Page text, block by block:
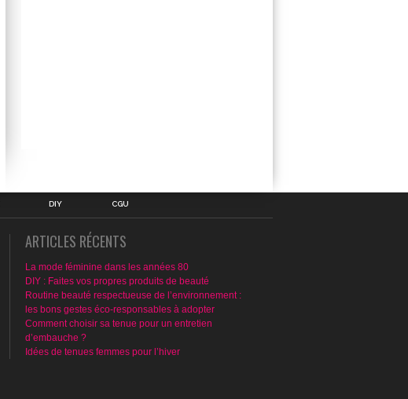
DIY CGU
ARTICLES RÉCENTS
La mode féminine dans les années 80
DIY : Faites vos propres produits de beauté
Routine beauté respectueuse de l’environnement :
les bons gestes éco-responsables à adopter
Comment choisir sa tenue pour un entretien
d’embauche ?
Idées de tenues femmes pour l’hiver